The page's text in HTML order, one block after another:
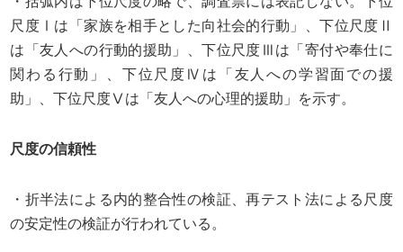
尺度Ⅰは「家族を相手とした向社会的行動」、下位尺度Ⅱ
は「友人への行動的援助」、下位尺度Ⅲは「寄付や奉仕に
関わる行動」、下位尺度Ⅳは「友人への学習面での援
助」、下位尺度Ⅴは「友人への心理的援助」を示す。
尺度の信頼性
・折半法による内的整合性の検証、再テスト法による尺度
の安定性の検証が行われている。